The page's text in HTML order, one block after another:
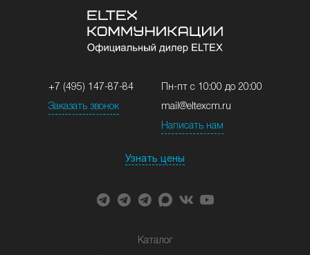
+7 (495) 147-87-84
Заказать звонок
Пн-пт с 10:00 до 20:00
mail@eltexcm.ru
Написать нам
Узнать цены
Каталог